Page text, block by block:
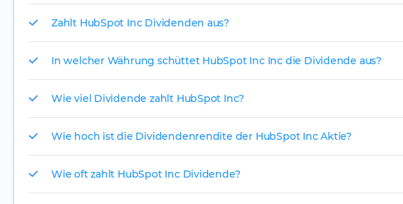
Zahlt HubSpot Inc Dividenden aus?
In welcher Währung schüttet HubSpot Inc Inc die Dividende aus?
Wie viel Dividende zahlt HubSpot Inc?
Wie hoch ist die Dividendenrendite der HubSpot Inc Aktie?
Wie oft zahlt HubSpot Inc Dividende?